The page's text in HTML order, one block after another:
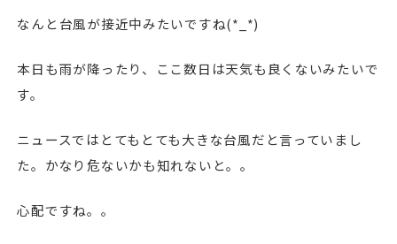
なんと台風が接近中みたいですね(*_*)
本日も雨が降ったり、ここ数日は天気も良くないみたいで
す。
ニュースではとてもとても大きな台風だと言っていまし
た。かなり危ないかも知れないと。。
心配ですね。。